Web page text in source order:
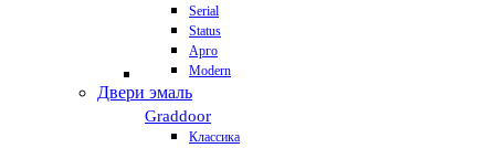
Serial
Status
Арго
Modern
Двери эмаль
Graddoor
Классика